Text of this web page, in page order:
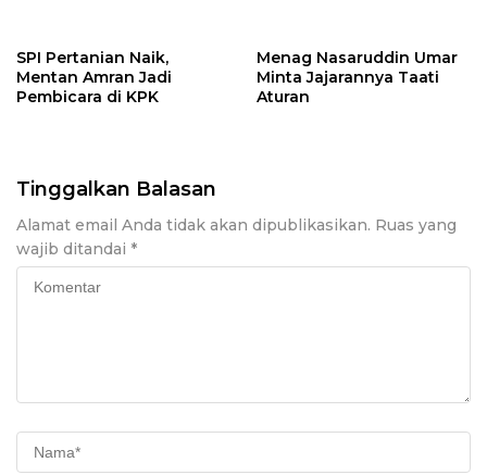
SPI Pertanian Naik,
Mentan Amran Jadi
Pembicara di KPK
Menag Nasaruddin Umar
Minta Jajarannya Taati
Aturan
Tinggalkan Balasan
Alamat email Anda tidak akan dipublikasikan. Ruas yang
wajib ditandai *